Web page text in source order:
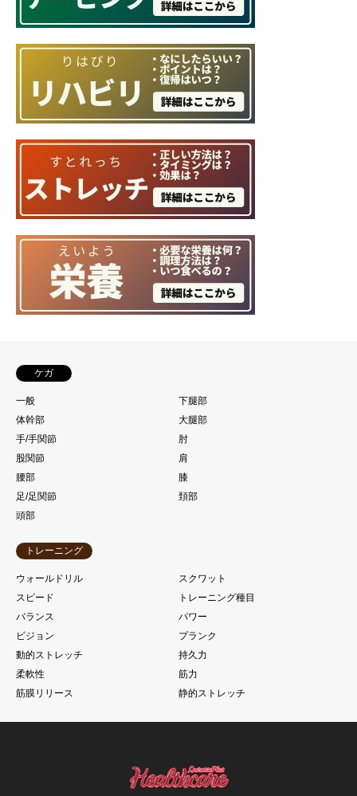
ケガ
一般
下腿部
体幹部
大腿部
手/手関節
肘
股関節
肩
腰部
膝
足/足関節
頚部
頭部
トレーニング
ウォールドリル
スクワット
スピード
トレーニング種目
バランス
パワー
ビジョン
プランク
動的ストレッチ
持久力
柔軟性
筋力
筋膜リリース
静的ストレッチ